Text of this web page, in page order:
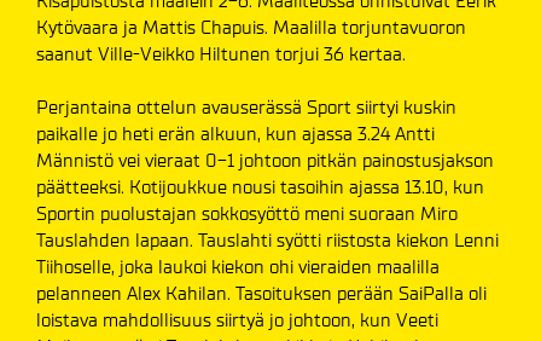
Kytövaara ja Mattis Chapuis. Maalilla torjuntavuoron
saanut Ville-Veikko Hiltunen torjui 36 kertaa.
Perjantaina ottelun avauserässä Sport siirtyi kuskin
paikalle jo heti erän alkuun, kun ajassa 3.24 Antti
Männistö vei vieraat 0-1 johtoon pitkän painostusjakson
päätteeksi. Kotijoukkue nousi tasoihin ajassa 13.10, kun
Sportin puolustajan sokkosyöttö meni suoraan Miro
Tauslahden lapaan. Tauslahti syötti riistosta kiekon Lenni
Tiihoselle, joka laukoi kiekon ohi vieraiden maalilla
pelanneen Alex Kahilan. Tasoituksen perään SaiPalla oli
loistava mahdollisuus siirtyä jo johtoon, kun Veeti